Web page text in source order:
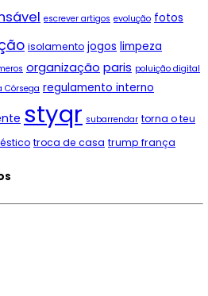
escrever artigos evolução fotos
isolamento jogos limpeza
organização paris poluição digital
Córsega regulamento interno
styqr subarrendar torna o teu
troca de casa trump frança